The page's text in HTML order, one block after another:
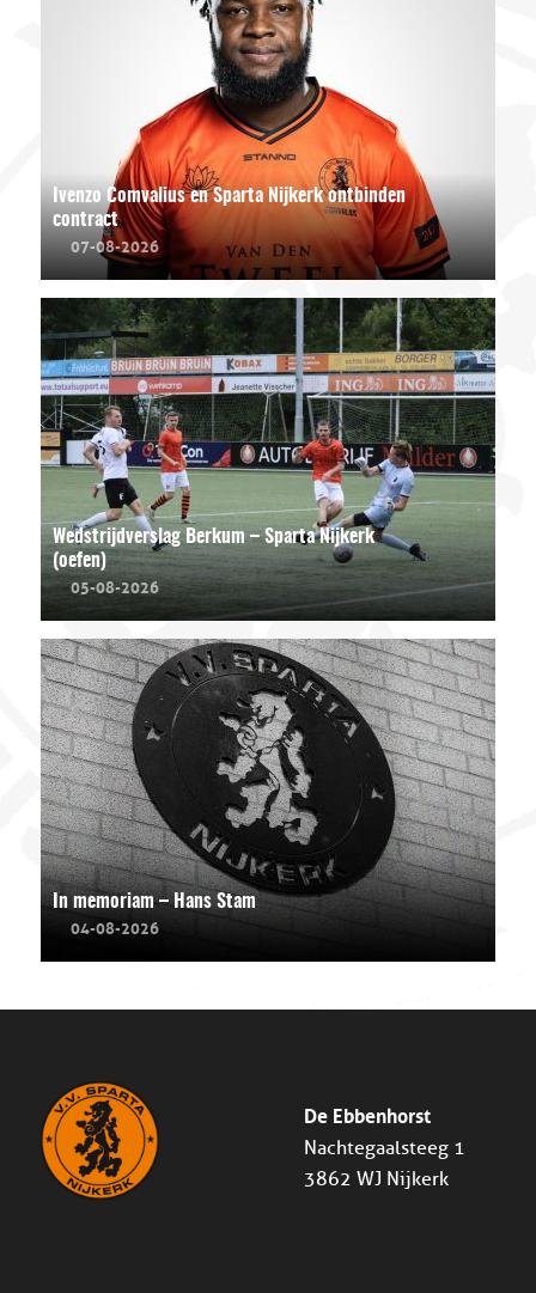
Ivenzo Comvalius en Sparta Nijkerk ontbinden
contract
07-08-2026
Wedstrijdverslag Berkum – Sparta Nijkerk
(oefen)
05-08-2026
In memoriam – Hans Stam
04-08-2026
De Ebbenhorst
Nachtegaalsteeg 1
3862 WJ Nijkerk